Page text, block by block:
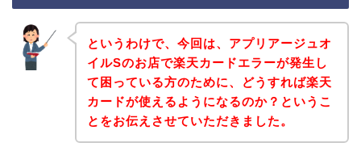
というわけで、今回は、アプリアージュオ
イルSのお店で楽天カードエラーが発生し
て困っている方のために、どうすれば楽天
カードが使えるようになるのか？というこ
とをお伝えさせていただきました。